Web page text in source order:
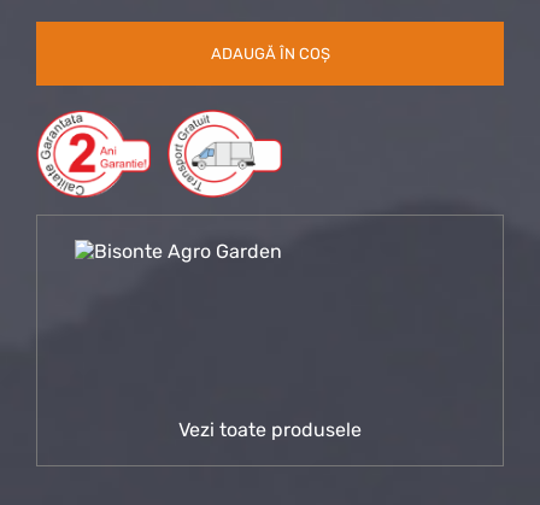
ADAUGĂ ÎN COȘ
Vezi toate produsele